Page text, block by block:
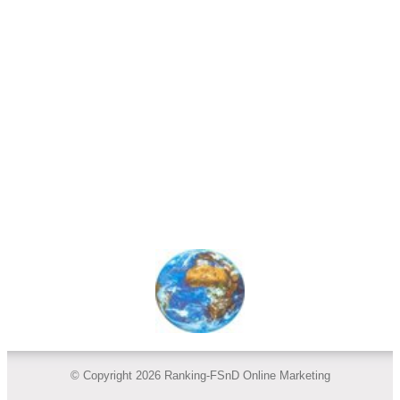
© Copyright 2026 Ranking-FSnD Online Marketing